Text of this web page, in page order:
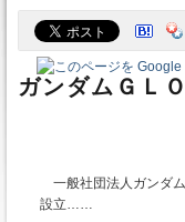
ガンダムＧＬ
一般社団法人ガンダ
設立……